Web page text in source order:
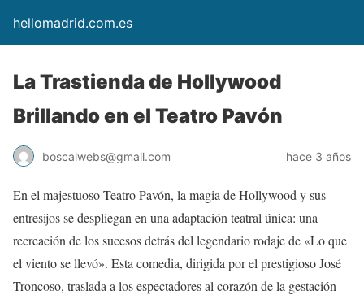
hellomadrid.com.es
La Trastienda de Hollywood
Brillando en el Teatro Pavón
boscalwebs@gmail.com hace 3 años
En el majestuoso Teatro Pavón, la magia de Hollywood y sus
entresijos se despliegan en una adaptación teatral única: una
recreación de los sucesos detrás del legendario rodaje de «Lo que
el viento se llevó». Esta comedia, dirigida por el prestigioso José
Troncoso, traslada a los espectadores al corazón de la gestación